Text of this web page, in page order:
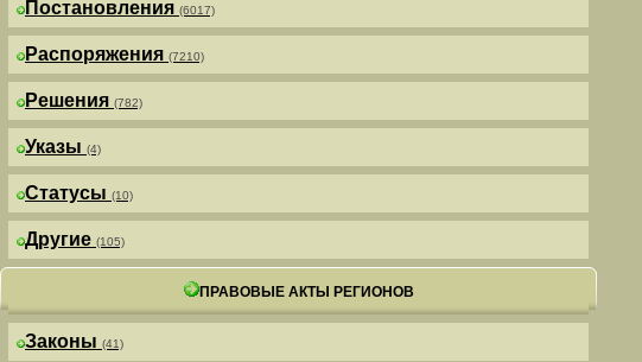
Постановления (6017)
Распоряжения (7210)
Решения (782)
Указы (4)
Статусы (10)
Другие (105)
ПРАВОВЫЕ АКТЫ РЕГИОНОВ
Законы (41)